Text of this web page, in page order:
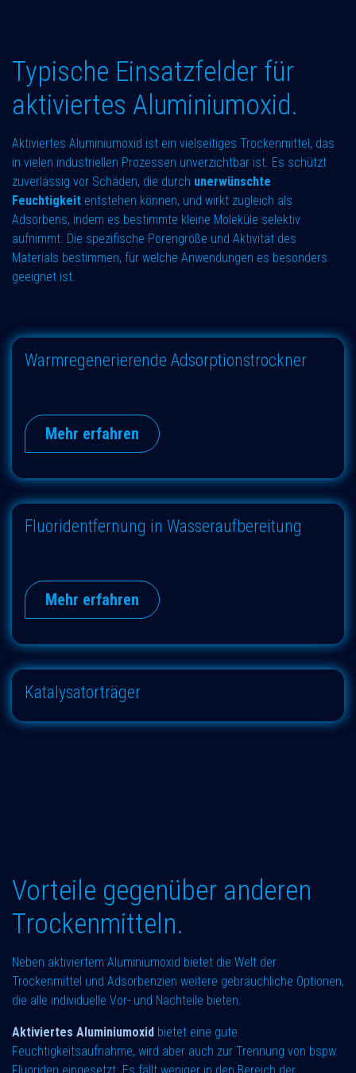
Typische Einsatzfelder für
aktiviertes Aluminiumoxid.
Aktiviertes Aluminiumoxid ist ein vielseitiges Trockenmittel, das
in vielen industriellen Prozessen unverzichtbar ist. Es schützt
zuverlässig vor Schäden, die durch unerwünschte
Feuchtigkeit entstehen können, und wirkt zugleich als
Adsorbens, indem es bestimmte kleine Moleküle selektiv
aufnimmt. Die spezifische Porengröße und Aktivität des
Materials bestimmen, für welche Anwendungen es besonders
geeignet ist.
Warmregenerierende Adsorptionstrockner
Mehr erfahren
Fluoridentfernung in Wasseraufbereitung
Mehr erfahren
Katalysatorträger
Vorteile gegenüber anderen
Trockenmitteln.
Neben aktiviertem Aluminiumoxid bietet die Welt der
Trockenmittel und Adsorbenzien weitere gebräuchliche Optionen,
die alle individuelle Vor- und Nachteile bieten.
Aktiviertes Aluminiumoxid bietet eine gute
Feuchtigkeitsaufnahme, wird aber auch zur Trennung von bspw.